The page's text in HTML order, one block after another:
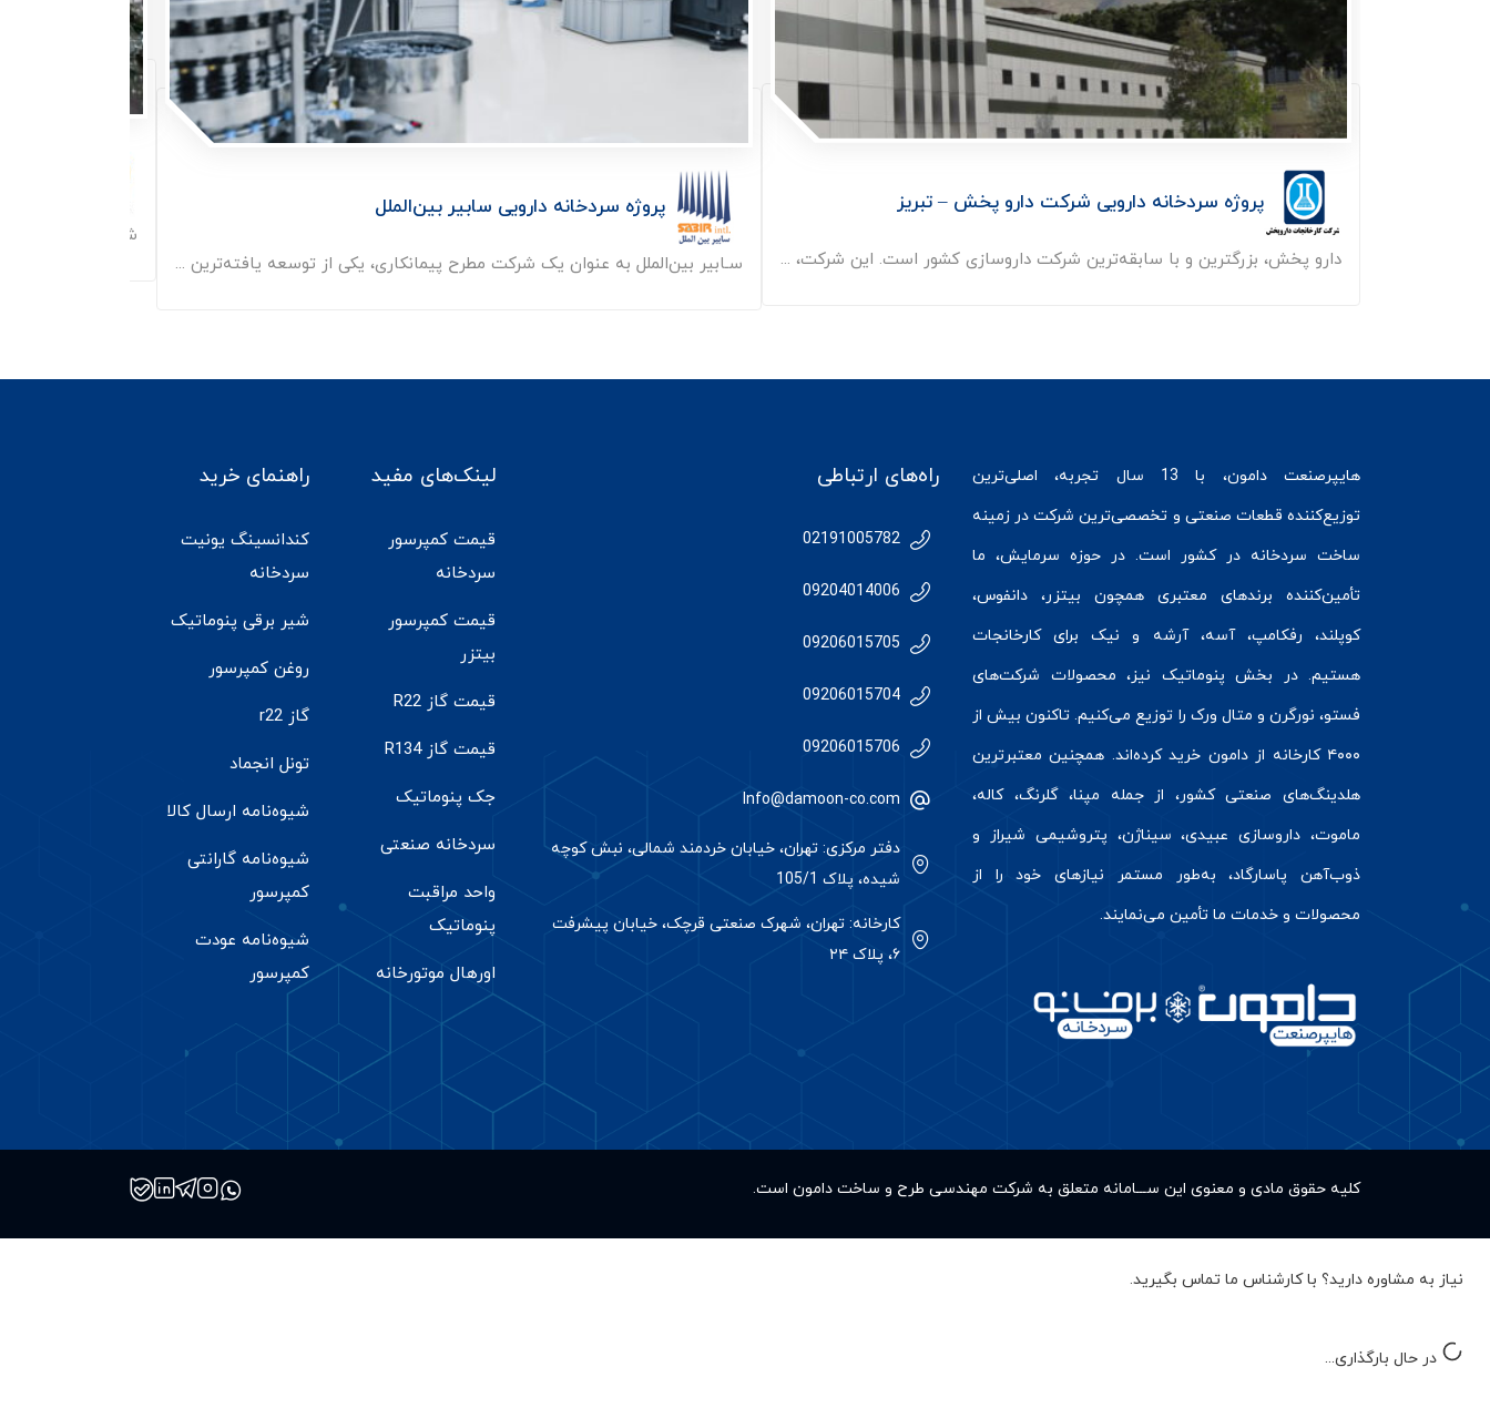
پروژه سردخانه دارویی شرکت دارو پخش – تبریز
دارو پخش، بزرگترین و با سابقه‌ترین شرکت داروسازی کشور است. این شرکت، ...
پروژه سردخانه دارویی سابیر بین‌الملل
سـابیر بین‌الملل به عنوان یک شرکت مطرح پیمانکاری، یکی از توسعه یافته‌ترین ...
شرکت فـرآیند
هایپرصنعت
دامون، با 13 سال تجربه، اصلی‌ترین
توزیع‌کننده قطعات صنعتی و تخصصی‌ترین شرکت در زمینه
ساخت سردخانه در کشور است. در حوزه سرمایش، ما
تأمین‌کننده برندهای معتبری همچون بیتزر، دانفوس،
کوپلند، رفکامپ، آسه، آرشه و نیک برای کارخانجات
هستیم. در بخش پنوماتیک نیز، محصولات شرکت‌های
فستو، نورگرن و متال ورک را توزیع می‌کنیم. تاکنون بیش از
۴۰۰۰ کارخانه از دامون خرید کرده‌اند. همچنین معتبرترین
هلدینگ‌های صنعتی کشور، از جمله مپنا، گلرنگ، کاله،
ماموت، داروسازی عبیدی، سیناژن، پتروشیمی شیراز و
ذوب‌آهن پاسارگاد، به‌طور مستمر نیازهای خود را از
محصولات و خدمات ما تأمین می‌نمایند.
راه‌های ارتباطی
02191005782
09204014006
09206015705
09206015704
09206015706
Info@damoon-co.com
دفتر مرکزی: تهران، خیابان خردمند شمالی، نبش کوچه
شیده، پلاک 105/1
کارخانه: تهران، شهرک صنعتی قرچک، خیابان پیشرفت
۶، پلاک ۲۴
لینک‌های مفید
قیمت کمپرسور
سردخانه
قیمت کمپرسور
بیتزر
قیمت گاز R22
قیمت گاز R134
جک پنوماتیک
سردخانه صنعتی
واحد مراقبت
پنوماتیک
اورهال موتورخانه
راهنمای خرید
کندانسینگ یونیت
سردخانه
شیر برقی پنوماتیک
روغن کمپرسور
گاز r22
تونل انجماد
شیوه‌نامه ارسال کالا
شیوه‌نامه گارانتی
کمپرسور
شیوه‌نامه عودت
کمپرسور
کلیه حقوق مادى و معنوى این ســـامانه متعلق به شرکت مهندسی طرح و ساخت دامون است.
نیاز به مشاوره دارید؟ با کارشناس ما تماس بگیرید.
در حال بارگذاری...